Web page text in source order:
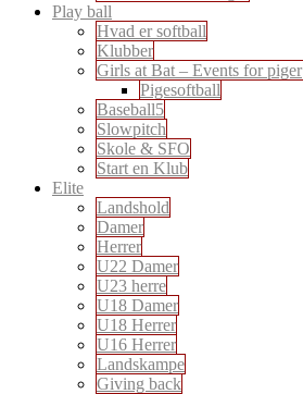
Play ball
Hvad er softball
Klubber
Girls at Bat – Events for piger
Pigesoftball
Baseball5
Slowpitch
Skole & SFO
Start en Klub
Elite
Landshold
Damer
Herrer
U22 Damer
U23 herre
U18 Damer
U18 Herrer
U16 Herrer
Landskampe
Giving back